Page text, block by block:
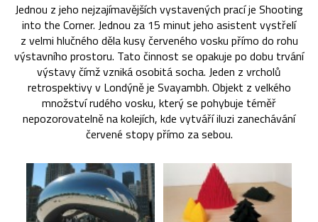
Jednou z jeho nejzajímavějších vystavených prací je Shooting
into the Corner. Jednou za 15 minut jeho asistent vystřelí
z velmi hlučného děla kusy červeného vosku přímo do rohu
výstavního prostoru. Tato činnost se opakuje po dobu trvání
výstavy čímž vzniká osobitá socha. Jeden z vrcholů
retrospektivy v Londýně je Svayambh. Objekt z velkého
množství rudého vosku, který se pohybuje téměř
nepozorovatelně na kolejích, kde vytváří iluzi zanechávání
červené stopy přímo za sebou.